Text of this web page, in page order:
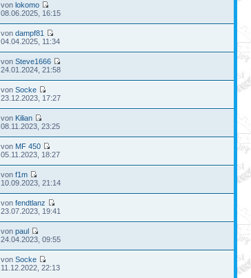
vonlokomo
08.06.2025, 16:15
vondampf81
04.04.2025, 11:34
vonSteve1666
24.01.2024, 21:58
vonSocke
23.12.2023, 17:27
von Kilian
08.11.2023, 23:25
von MF 450
05.11.2023, 18:27
vonf1m
10.09.2023, 21:14
vonfendtlanz
23.07.2023, 19:41
vonpaul
24.04.2023, 09:55
vonSocke
11.12.2022, 22:13